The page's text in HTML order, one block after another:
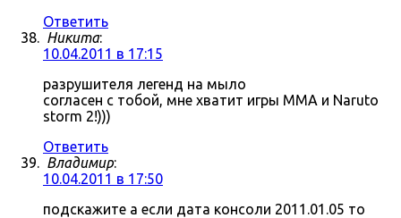
Ответить
Никита:
10.04.2011 в 17:15
разрушителя легенд на мыло
согласен с тобой, мне хватит игры MMA и Naruto
storm 2!)))
Ответить
Владимир:
10.04.2011 в 17:50
подскажите а если дата консоли 2011.01.05 то